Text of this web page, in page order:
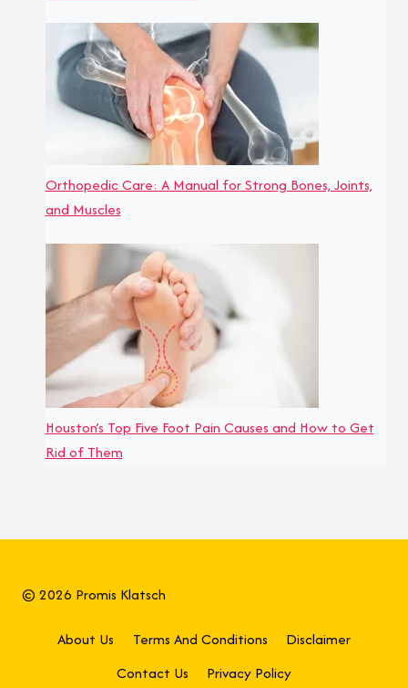
Orthopedic Care: A Manual for Strong Bones, Joints,
and Muscles
Houston’s Top Five Foot Pain Causes and How to Get
Rid of Them
© 2026 Promis Klatsch
About Us Terms And Conditions
Disclaimer
Contact Us
Privacy Policy